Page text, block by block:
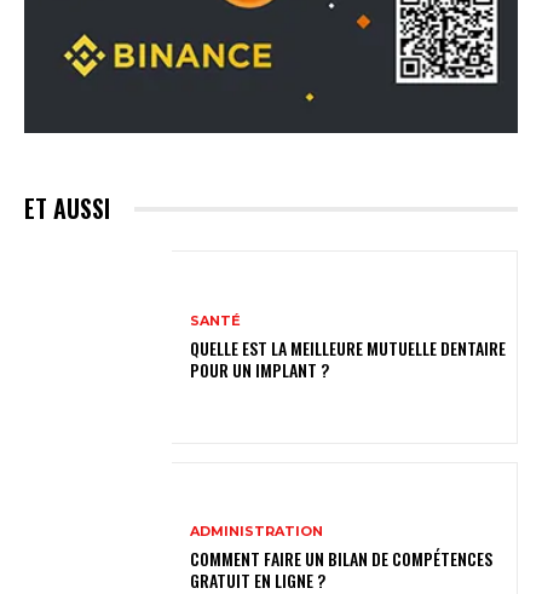
ET AUSSI
SANTÉ
QUELLE EST LA MEILLEURE MUTUELLE DENTAIRE
POUR UN IMPLANT ?
ADMINISTRATION
COMMENT FAIRE UN BILAN DE COMPÉTENCES
GRATUIT EN LIGNE ?